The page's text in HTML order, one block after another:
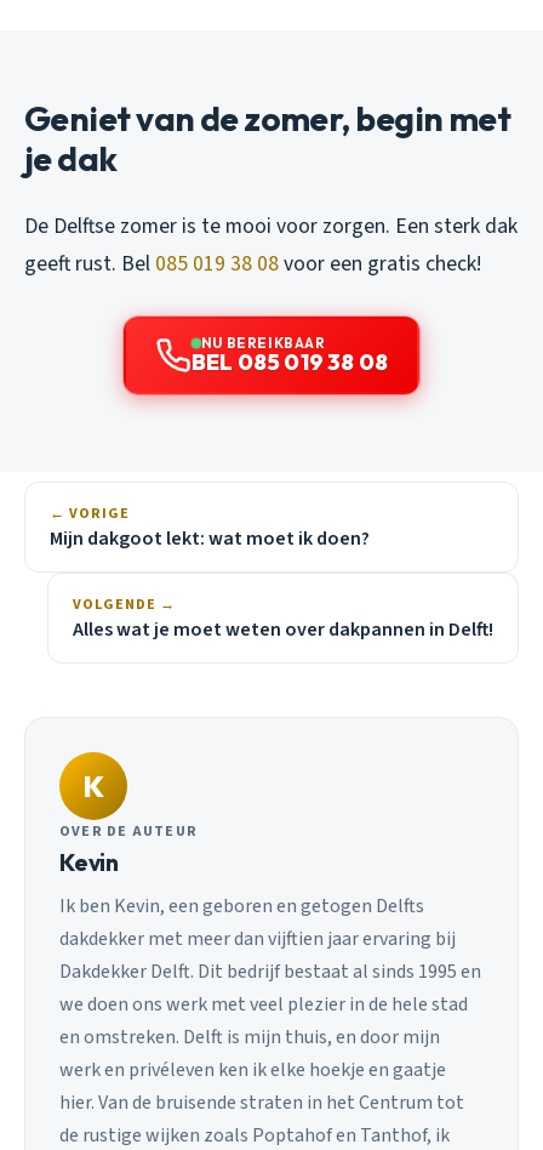
Geniet van de zomer, begin met
je dak
De Delftse zomer is te mooi voor zorgen. Een sterk dak
geeft rust. Bel 085 019 38 08voor een gratis check!
NU BEREIKBAAR
BEL 085 019 38 08
← VORIGE
Mijn dakgoot lekt: wat moet ik doen?
VOLGENDE →
Alles wat je moet weten over dakpannen in Delft!
K
OVER DE AUTEUR
Kevin
Ik ben Kevin, een geboren en getogen Delfts
dakdekker met meer dan vijftien jaar ervaring bij
Dakdekker Delft. Dit bedrijf bestaat al sinds 1995 en
we doen ons werk met veel plezier in de hele stad
en omstreken. Delft is mijn thuis, en door mijn
werk en privéleven ken ik elke hoekje en gaatje
hier. Van de bruisende straten in het Centrum tot
de rustige wijken zoals Poptahof en Tanthof, ik